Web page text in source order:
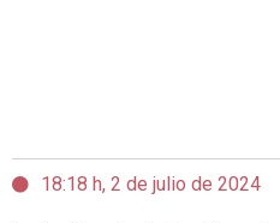
18:18 h, 2 de julio de 2024